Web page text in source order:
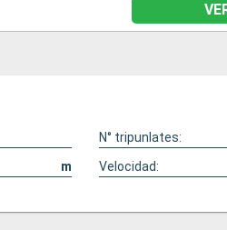
N° tripunlates:
m Velocidad: